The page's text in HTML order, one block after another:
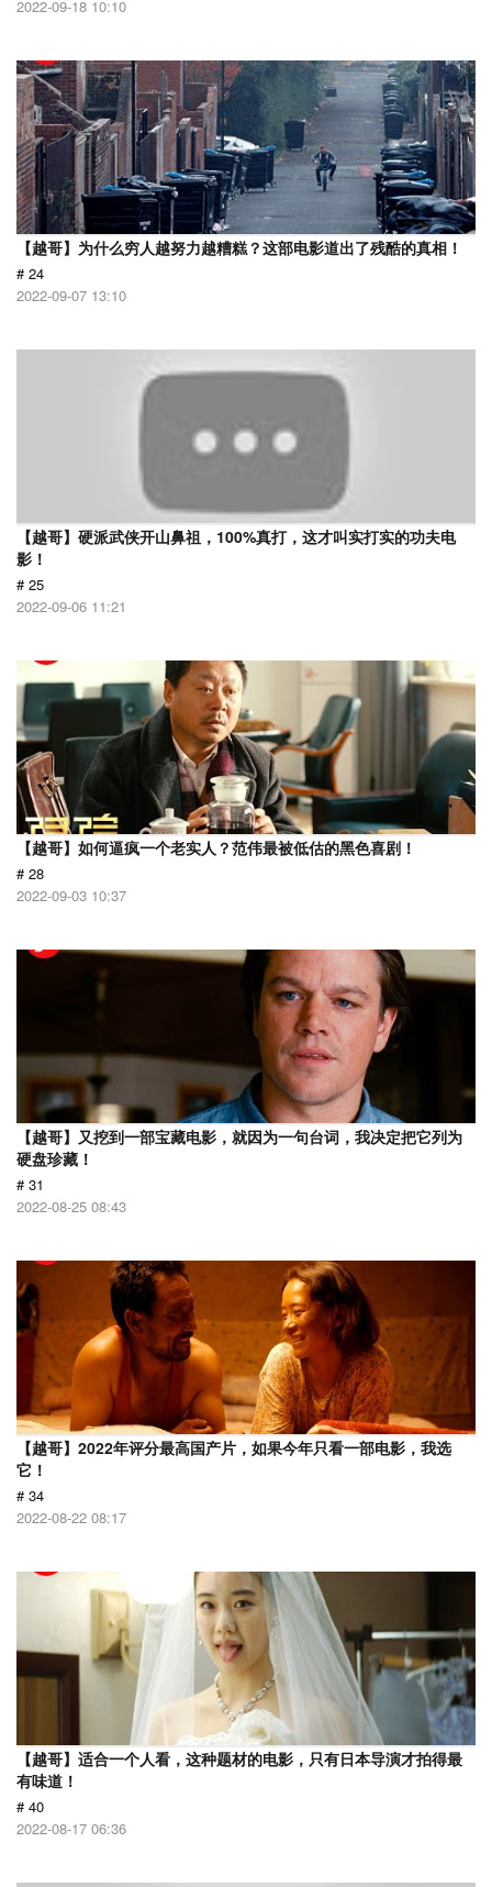
2022-09-18 10:10
【越哥】为什么穷人越努力越糟糕？这部电影道出了残酷的真相！
# 24
2022-09-07 13:10
【越哥】硬派武侠开山鼻祖，100%真打，这才叫实打实的功夫电
影！
# 25
2022-09-06 11:21
【越哥】如何逼疯一个老实人？范伟最被低估的黑色喜剧！
# 28
2022-09-03 10:37
【越哥】又挖到一部宝藏电影，就因为一句台词，我决定把它列为
硬盘珍藏！
# 31
2022-08-25 08:43
【越哥】2022年评分最高国产片，如果今年只看一部电影，我选
它！
# 34
2022-08-22 08:17
【越哥】适合一个人看，这种题材的电影，只有日本导演才拍得最
有味道！
# 40
2022-08-17 06:36